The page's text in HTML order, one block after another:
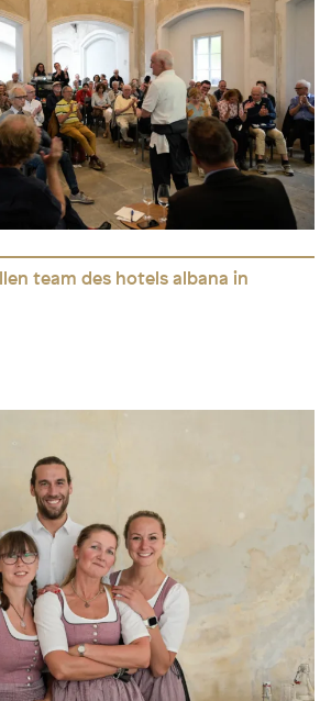
team des hotels albana in